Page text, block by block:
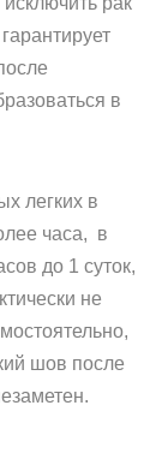
в
легких в
часа, в
до 1 суток,
не
шов после